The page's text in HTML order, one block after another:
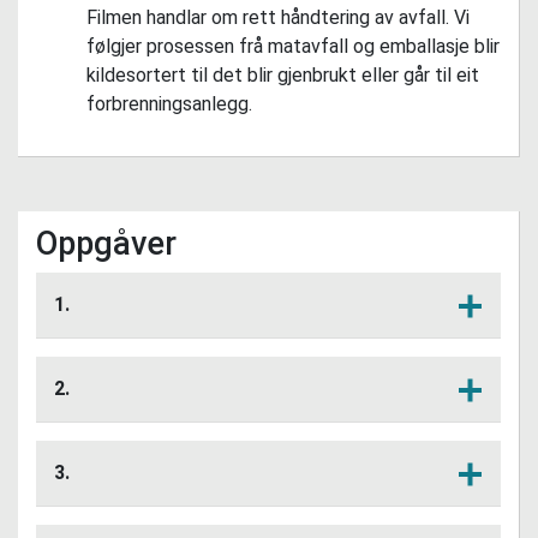
Filmen handlar om rett håndtering av avfall. Vi
følgjer prosessen frå matavfall og emballasje blir
kildesortert til det blir gjenbrukt eller går til eit
forbrenningsanlegg.
Oppgåver
1.
2.
3.